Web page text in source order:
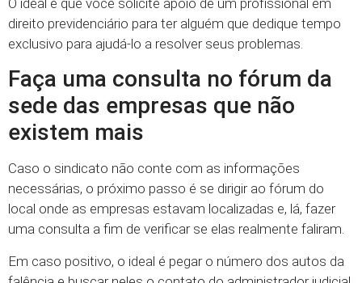
direito previdenciário para ter alguém que dedique tempo
exclusivo para ajudá-lo a resolver seus problemas.
Faça uma consulta no fórum da
sede das empresas que não
existem mais
Caso o sindicato não conte com as informações
necessárias, o próximo passo é se dirigir ao fórum do
local onde as empresas estavam localizadas e, lá, fazer
uma consulta a fim de verificar se elas realmente faliram.
Em caso positivo, o ideal é pegar o número dos autos da